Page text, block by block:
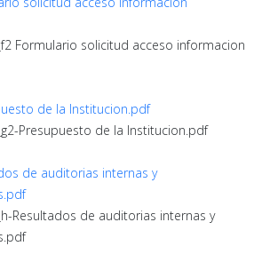
Formulario solicitud acceso informacion
de la Institucion.pdf
Presupuesto de la Institucion.pdf
de auditorias internas y
Resultados de auditorias internas y